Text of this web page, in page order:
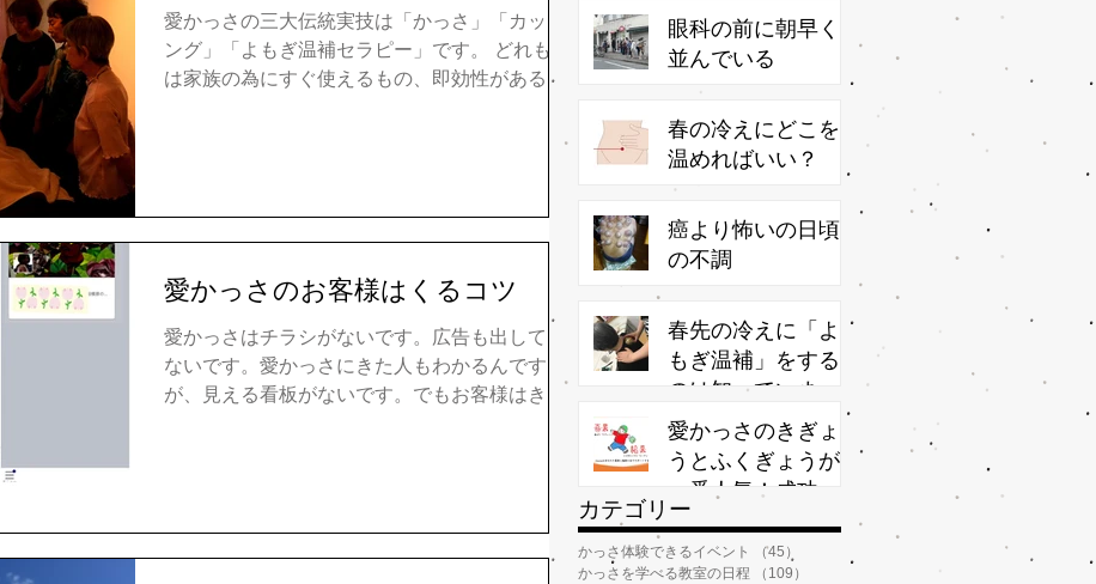
愛かっさの三大伝統実技は「かっさ」「カッピ
ング」「よもぎ温補セラピー」です。 どれも母
は家族の為にすぐ使えるもの、即効性があるも
愛かっさのお客様はくるコツ
愛かっさはチラシがないです。広告も出してい
ないです。愛かっさにきた人もわかるんです
が、見える看板がないです。でもお客様はきて
眼科の前に朝早く
並んでいる
春の冷えにどこを
温めればいい？
癌より怖いの日頃
の不調
春先の冷えに「よ
もぎ温補」をする
のは知っています
か？
愛かっさのきぎょ
うとふくぎょうが
一番人気！成功率
​カテゴリー
かっさ体験できるイベント （45）
かっさを学べる教室の日程
（109）